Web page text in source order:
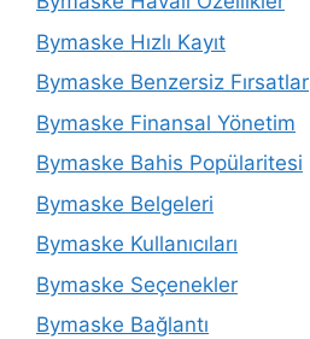
Bymaske Hızlı Kayıt
Bymaske Benzersiz Fırsatlar
Bymaske Finansal Yönetim
Bymaske Bahis Popülaritesi
Bymaske Belgeleri
Bymaske Kullanıcıları
Bymaske Seçenekler
Bymaske Bağlantı